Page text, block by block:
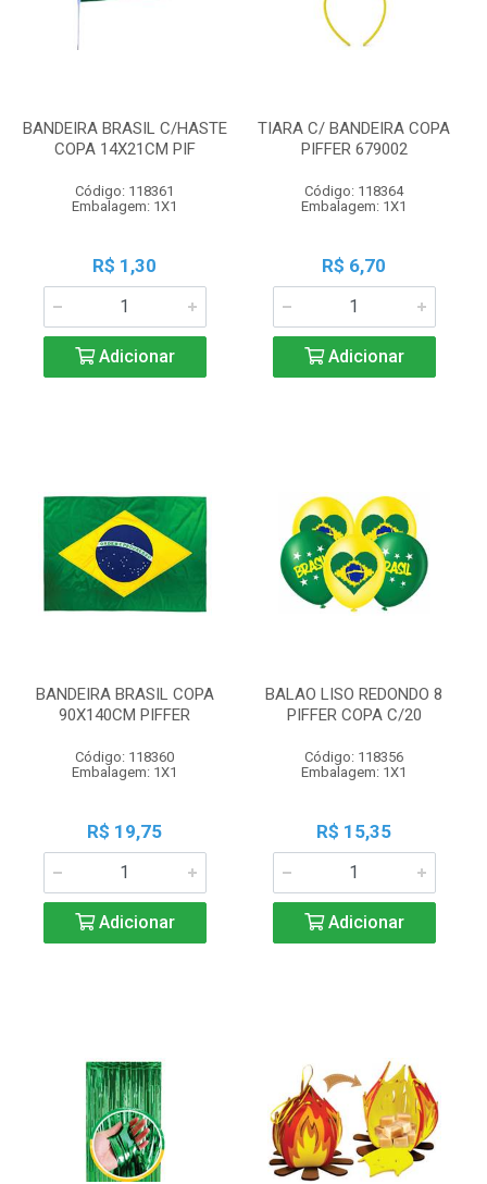
BANDEIRA BRASIL C/HASTE
COPA 14X21CM PIF
Código: 118361
Embalagem: 1X1
R$ 1,30
Adicionar
TIARA C/ BANDEIRA COPA
PIFFER 679002
Código: 118364
Embalagem: 1X1
R$ 6,70
Adicionar
BANDEIRA BRASIL COPA
90X140CM PIFFER
Código: 118360
Embalagem: 1X1
R$ 19,75
Adicionar
BALAO LISO REDONDO 8
PIFFER COPA C/20
Código: 118356
Embalagem: 1X1
R$ 15,35
Adicionar